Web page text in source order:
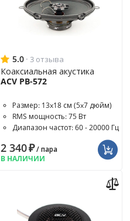
5.0 · 3 отзыва
Коаксиальная акустика
ACV PB-572
Размер: 13x18 см (5x7 дюйм)
RMS мощность: 75 Вт
Диапазон частот: 60 - 20000 Гц
2 340₽/ пара
В НАЛИЧИИ